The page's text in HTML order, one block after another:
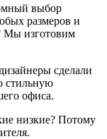
выбор
размеров и
Мы изготовим
сделали
стильную
офиса.
низкие? Потому